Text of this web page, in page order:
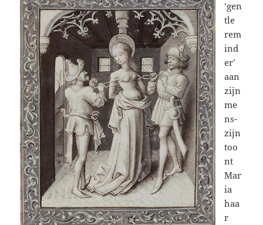
‘gen
tle
rem
ind
er’
aan
zijn
me
ns-
zijn
too
nt
Mar
ia
haa
r